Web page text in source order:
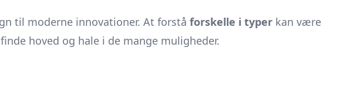
til moderne innovationer. At forstå forskelle i typer kan være
hoved og hale i de mange muligheder.